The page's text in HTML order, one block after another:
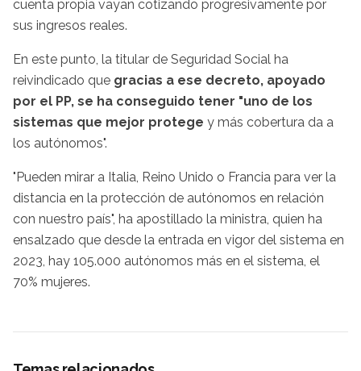
cuenta propia vayan cotizando progresivamente por
sus ingresos reales.
En este punto, la titular de Seguridad Social ha
reivindicado que gracias a ese decreto, apoyado
por el PP, se ha conseguido tener "uno de los
sistemas que mejor protege y más cobertura da a
los autónomos".
"Pueden mirar a Italia, Reino Unido o Francia para ver la
distancia en la protección de autónomos en relación
con nuestro país", ha apostillado la ministra, quien ha
ensalzado que desde la entrada en vigor del sistema en
2023, hay 105.000 autónomos más en el sistema, el
70% mujeres.